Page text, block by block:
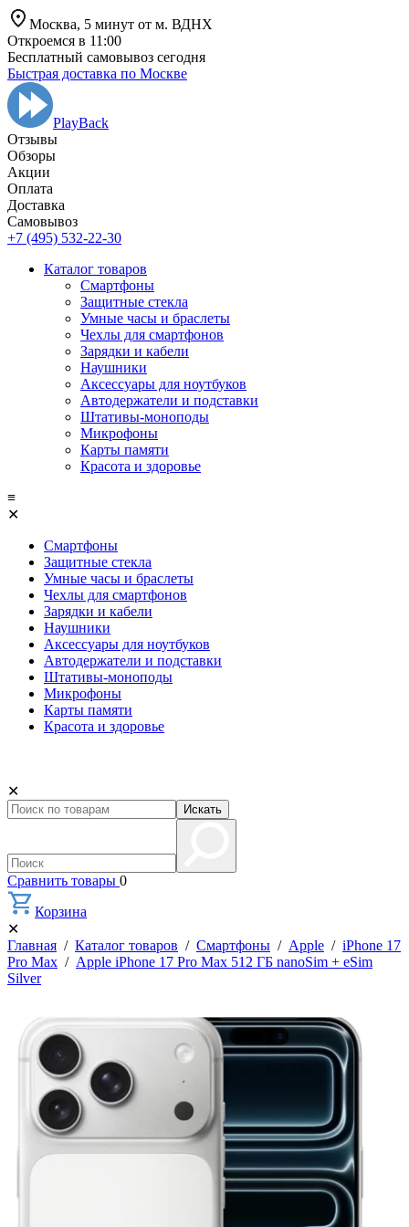
Москва, 5 минут от м. ВДНХ
Откроемся в 11:00
Бесплатный самовывоз сегодня
Быстрая доставка по Москве
PlayBack
Отзывы
Обзоры
Aкции
Оплата
Доставка
Самовывоз
+7 (495) 532-22-30
Каталог товаров
Смартфоны
Защитные стекла
Умные часы и браслеты
Чехлы для смартфонов
Зарядки и кабели
Наушники
Аксессуары для ноутбуков
Автодержатели и подставки
Штативы-моноподы
Микрофоны
Карты памяти
Красота и здоровье
≡
✕
Смартфоны
Защитные стекла
Умные часы и браслеты
Чехлы для смартфонов
Зарядки и кабели
Наушники
Аксессуары для ноутбуков
Автодержатели и подставки
Штативы-моноподы
Микрофоны
Карты памяти
Красота и здоровье
✕
Искать
Сравнить товары 0
Корзина
✕
Главная / Каталог товаров / Смартфоны / Apple / iPhone 17
Pro Max / Apple iPhone 17 Pro Max 512 ГБ nanoSim + eSim
Silver